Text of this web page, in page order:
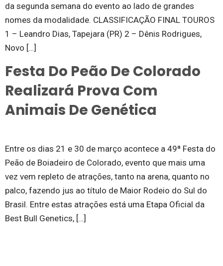
da segunda semana do evento ao lado de grandes
nomes da modalidade. CLASSIFICAÇÃO FINAL TOUROS
1 – Leandro Dias, Tapejara (PR) 2 – Dênis Rodrigues,
Novo […]
Festa Do Peão De Colorado
Realizará Prova Com
Animais De Genética
Entre os dias 21 e 30 de março acontece a 49ª Festa do
Peão de Boiadeiro de Colorado, evento que mais uma
vez vem repleto de atrações, tanto na arena, quanto no
palco, fazendo jus ao título de Maior Rodeio do Sul do
Brasil. Entre estas atrações está uma Etapa Oficial da
Best Bull Genetics, […]